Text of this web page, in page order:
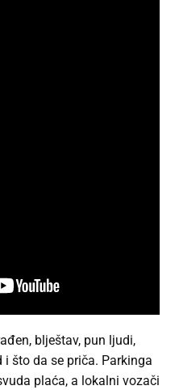
blještav, pun ljudi,
i što da se priča. Parkinga
plaća, a lokalni vozači